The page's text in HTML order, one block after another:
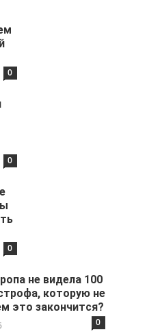
0
0
0
не видела 100
которую не
это закончится?
0